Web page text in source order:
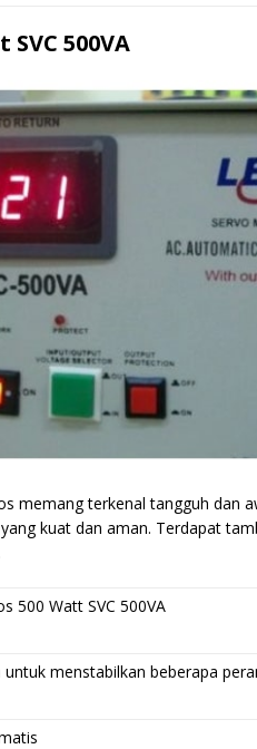
SVC 500VA
memang terkenal tangguh dan
kuat dan aman. Terdapat
500 Watt SVC 500VA
untuk menstabilkan beberapa